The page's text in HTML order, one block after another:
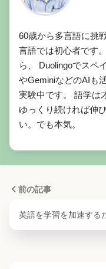
60歳から多言語に挑
言語では初心者です
ら、 Duolingoでスペ
やGeminiなどのAIも
実験中です。 語学は
ゆっくり続ければ伸
い。でも本気。
前の記事
英語を学習を加速する